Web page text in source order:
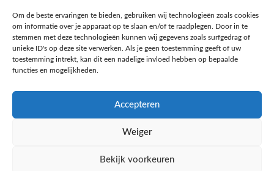
Om de beste ervaringen te bieden, gebruiken wij technologieën zoals cookies
om informatie over je apparaat op te slaan en/of te raadplegen. Door in te
stemmen met deze technologieën kunnen wij gegevens zoals surfgedrag of
unieke ID's op deze site verwerken. Als je geen toestemming geeft of uw
toestemming intrekt, kan dit een nadelige invloed hebben op bepaalde
functies en mogelijkheden.
Accepteren
Weiger
Bekijk voorkeuren
Ontdek de beste keto-vriendelijke keuzes van Albert Heijn, verrijk je
kennis met onze diepgaande blogs over het keto-dieet, en deel jouw
favoriete keto recepten in onze bruisende online gemeenschap!
Ketomaaltijd.nl 2025